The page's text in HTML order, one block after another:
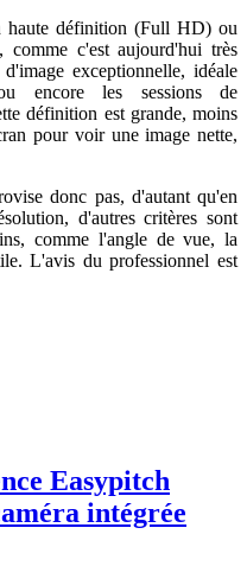
haute définition (Full HD) ou
c'est aujourd'hui très
exceptionnelle, idéale
encore les sessions de
définition est grande, moins
pour voir une image nette,
donc pas, d'autant qu'en
d'autres critères sont
comme l'angle de vue, la
L'avis du professionnel est
Easypitch
intégrée